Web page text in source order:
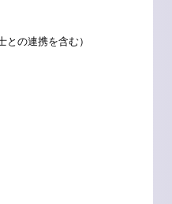
との連携を含む）